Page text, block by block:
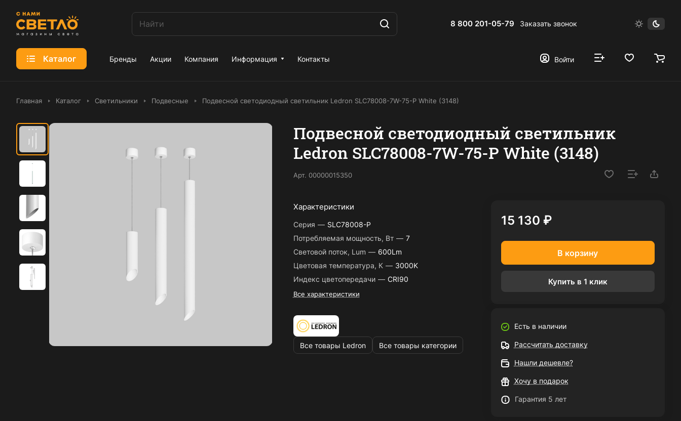
8 800 201-05-79 Заказать звонок
Каталог Бренды Акции Компания Информация Контакты Войти
Главная Каталог Светильники Подвесные Подвесной светодиодный светильник Ledron SLC78008-7W-75-P White (3148)
Подвесной светодиодный светильник
Ledron SLC78008-7W-75-P White (3148)
Арт. 00000015350
Характеристики
Серия — SLC78008-P
Потребляемая мощность, Вт — 7
Световой поток, Lum — 600Lm
Цветовая температура, К — 3000K
Индекс цветопередачи — CRI90
Все характеристики
Все товары Ledron Все товары категории
15 130 ₽
В корзину
Купить в 1 клик
Есть в наличии
Рассчитать доставку
Нашли дешевле?
Хочу в подарок
Гарантия 5 лет